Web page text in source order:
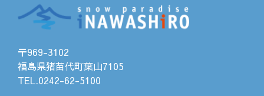
〒969-3102
福島県猪苗代町葉山7105
TEL.0242-62-5100